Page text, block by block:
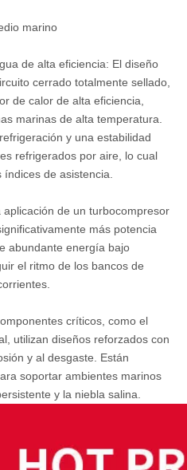
marino
de alta eficiencia: El diseño
cerrado totalmente sellado,
de calor de alta eficiencia,
marinas de alta temperatura.
y una estabilidad
refrigerados por aire, lo cual
de asistencia.
de un turbocompresor
más potencia
abundante energía bajo
el ritmo de los bancos de
críticos, como el
utilizan diseños reforzados con
y al desgaste. Están
soportar ambientes marinos
y la niebla salina.